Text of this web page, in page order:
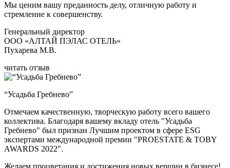
Мы ценим вашу преданность делу, отличную работу и
стремление к совершенству.
Генеральный директор
ООО «АЛТАЙ ПЭЛАС ОТЕЛЬ»
Пухарева М.В.
читать отзыв
“Усадьба Гребнево”
Отмечаем качественную, творческую работу всего вашего
коллектива. Благодаря вашему вкладу отель "Усадьба
Гребнево" был признан Лучшим проектом в сфере ESG
экспертами международной премии "PROESTATE & TOBY
AWARDS 2022".
Желаем процветания и достижения новых вершин в бизнесе!